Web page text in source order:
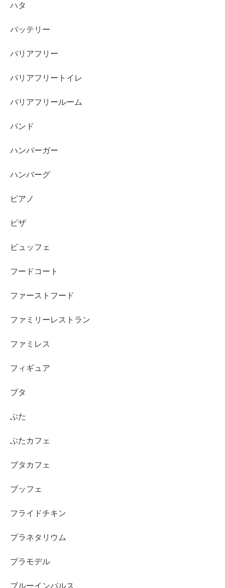
ハタ
バッテリー
バリアフリー
バリアフリートイレ
バリアフリールーム
バンド
ハンバーガー
ハンバーグ
ピアノ
ピザ
ビュッフェ
フードコート
ファーストフード
ファミリーレストラン
ファミレス
フィギュア
ブタ
ぶた
ぶたカフェ
ブタカフェ
ブッフェ
フライドチキン
プラネタリウム
プラモデル
ブルーインパルス